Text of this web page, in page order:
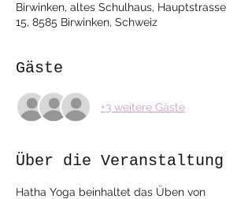
Birwinken, altes Schulhaus, Hauptstrasse
15, 8585 Birwinken, Schweiz
Gäste
+3 weitere Gäste
Über die Veranstaltung
Hatha Yoga beinhaltet das Üben von